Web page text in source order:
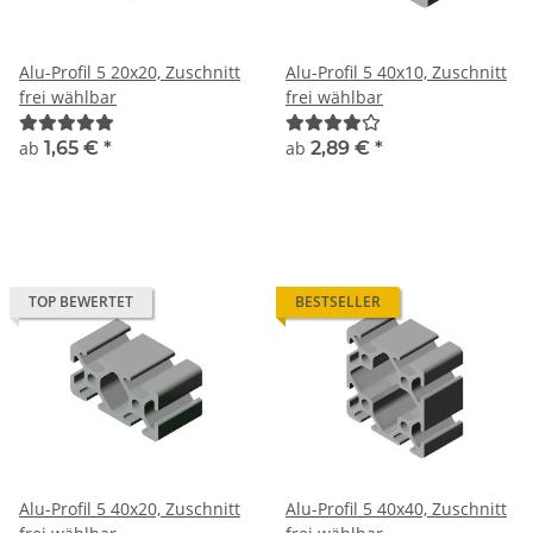
Alu-Profil 5 20x20, Zuschnitt
frei wählbar
ab 1,65 € *
Alu-Profil 5 40x10, Zuschnitt
frei wählbar
ab 2,89 € *
TOP BEWERTET
Alu-Profil 5 40x20, Zuschnitt
BESTSELLER
Alu-Profil 5 40x40, Zuschnitt